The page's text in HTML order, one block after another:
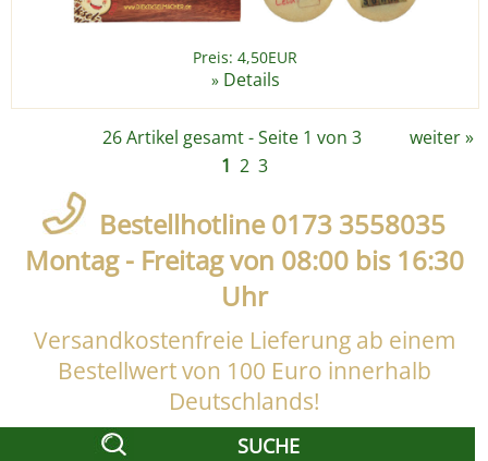
Preis: 4,50EUR
» Details
26 Artikel gesamt - Seite 1 von 3 weiter»
1 2 3
Bestellhotline 0173 3558035
Montag - Freitag von 08:00 bis 16:30
Uhr
Versandkostenfreie Lieferung ab einem
Bestellwert von 100 Euro innerhalb
Deutschlands!
SUCHE